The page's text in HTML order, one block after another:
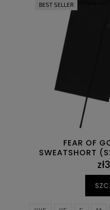
BEST SELLER
FEAR OF
SWEATSHORT